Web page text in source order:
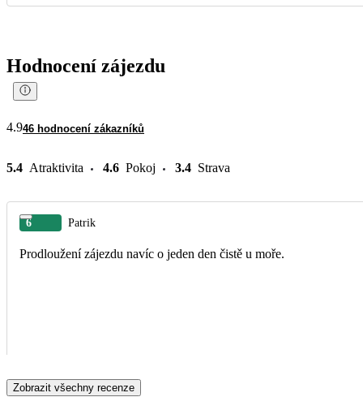
Hodnocení zájezdu
4.946 hodnocení zákazníků
5.4 Atraktivita 4.6 Pokoj 3.4 Strava
6 Patrik
Prodloužení zájezdu navíc o jeden den čistě u moře.
Zobrazit všechny recenze